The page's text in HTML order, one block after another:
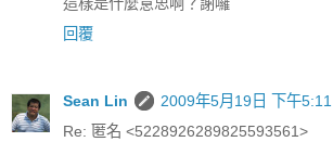
這樣是什麼意思啊？謝囉
回覆
Sean Lin
2009年5月19日 下午5:11
Re: 匿名 <5228926289825593561>